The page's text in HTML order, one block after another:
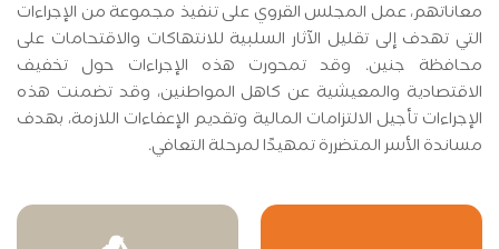
معاناتهم، عمل المجلس القروي على تنفيذ مجموعة من الإجراءات
التي تهدف إلى تقليل الآثار السلبية للانتهاكات والاقتحامات على
محافظة جنين. وقد تمحورت هذه الإجراءات حول تخفيف
الاقتصادية والمعيشية عن كاهل المواطنين، وقد تضمنت هذه
الإجراءات تأجيل الالتزامات المالية وتقديم الإعفاءات اللازمة، بهدف
مساندة الأسر المتضررة تمهيدًا لمرحلة التعافي.